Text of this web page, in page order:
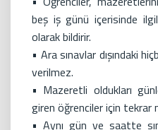
beş iş günü içerisinde ilgili
olarak bildirir.
• Ara sınavlar dışındaki
verilmez.
• Mazeretli oldukları
giren öğrenciler için tekrar
• Aynı gün ve saatte